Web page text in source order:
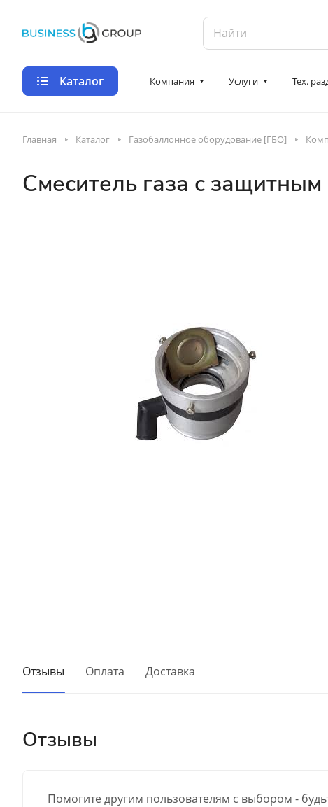
Каталог Компания Услуги Тех.
Главная Каталог Газобаллонное оборудование [ГБО]
Смеситель газа с
Отзывы Оплата Доставка
Отзывы
Помогите другим пользователям с выбором -